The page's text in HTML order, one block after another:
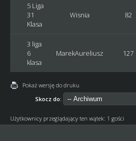
5 Liga
31
Klasa
Wisnia 82
3 liga
6
klasa
MarekAureliusz 127
Pokaż wersję do druku
Skocz do:
Użytkownicy przeglądający ten wątek: 1 gości